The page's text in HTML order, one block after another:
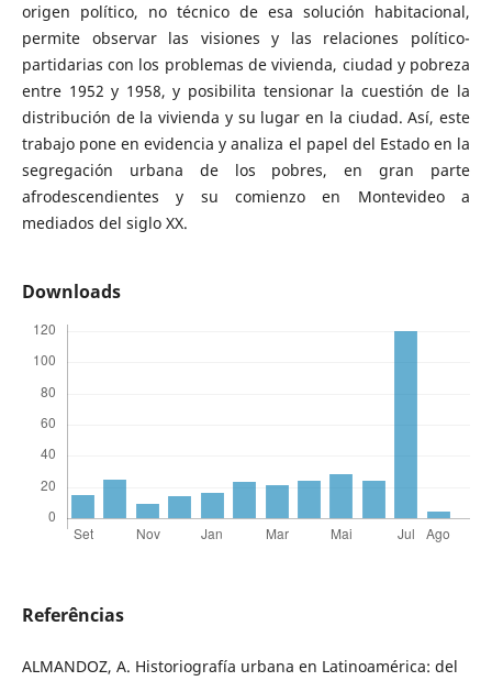
origen político, no técnico de esa solución habitacional,
permite observar las visiones y las relaciones político-
partidarias con los problemas de vivienda, ciudad y pobreza
entre 1952 y 1958, y posibilita tensionar la cuestión de la
distribución de la vivienda y su lugar en la ciudad. Así, este
trabajo pone en evidencia y analiza el papel del Estado en la
segregación urbana de los pobres, en gran parte
afrodescendientes y su comienzo en Montevideo a
mediados del siglo XX.
Downloads
Referências
ALMANDOZ, A. Historiografía urbana en Latinoamérica: del